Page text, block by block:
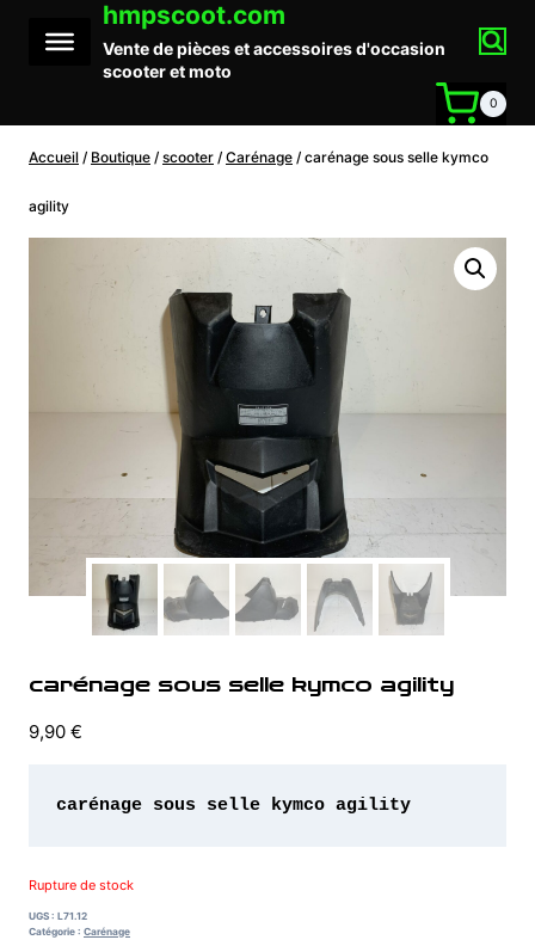
contenu
hmpscoot.com
Vente de pièces et accessoires d'occasion
scooter et moto
0
Accueil / Boutique / scooter / Carénage / carénage sous selle kymco
agility
carénage sous selle kymco agility
9,90 €
carénage sous selle kymco agility
Rupture de stock
UGS : L71.12
Catégorie : Carénage